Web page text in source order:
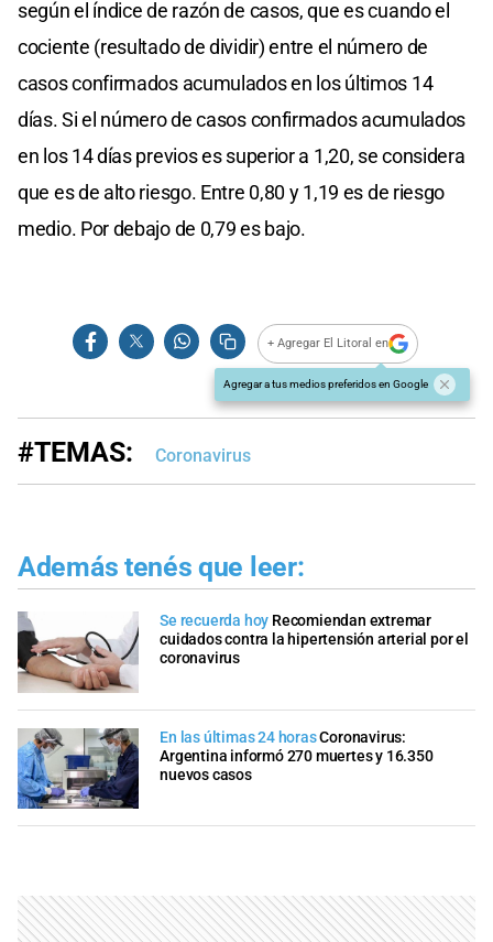
según el índice de razón de casos, que es cuando el
cociente (resultado de dividir) entre el número de
casos confirmados acumulados en los últimos 14
días. Si el número de casos confirmados acumulados
en los 14 días previos es superior a 1,20, se considera
que es de alto riesgo. Entre 0,80 y 1,19 es de riesgo
medio. Por debajo de 0,79 es bajo.
+ Agregar El Litoral en
Agregar a tus medios preferidos en Google
#TEMAS: Coronavirus
Además tenés que leer:
Se recuerda hoy Recomiendan extremar
cuidados contra la hipertensión arterial por el
coronavirus
En las últimas 24 horasCoronavirus:
Argentina informó 270 muertes y 16.350
nuevos casos